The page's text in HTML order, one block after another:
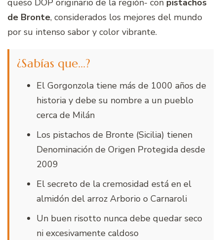
queso DOP originario de la región- con pistachos
de Bronte, considerados los mejores del mundo
por su intenso sabor y color vibrante.
¿Sabías que…?
El Gorgonzola tiene más de 1000 años de
historia y debe su nombre a un pueblo
cerca de Milán
Los pistachos de Bronte (Sicilia) tienen
Denominación de Origen Protegida desde
2009
El secreto de la cremosidad está en el
almidón del arroz Arborio o Carnaroli
Un buen risotto nunca debe quedar seco
ni excesivamente caldoso